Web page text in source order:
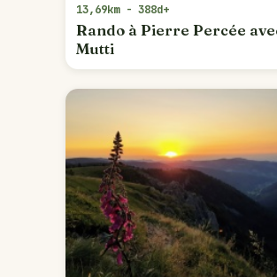
13,69km - 388d+
Rando à Pierre Percée
Mutti